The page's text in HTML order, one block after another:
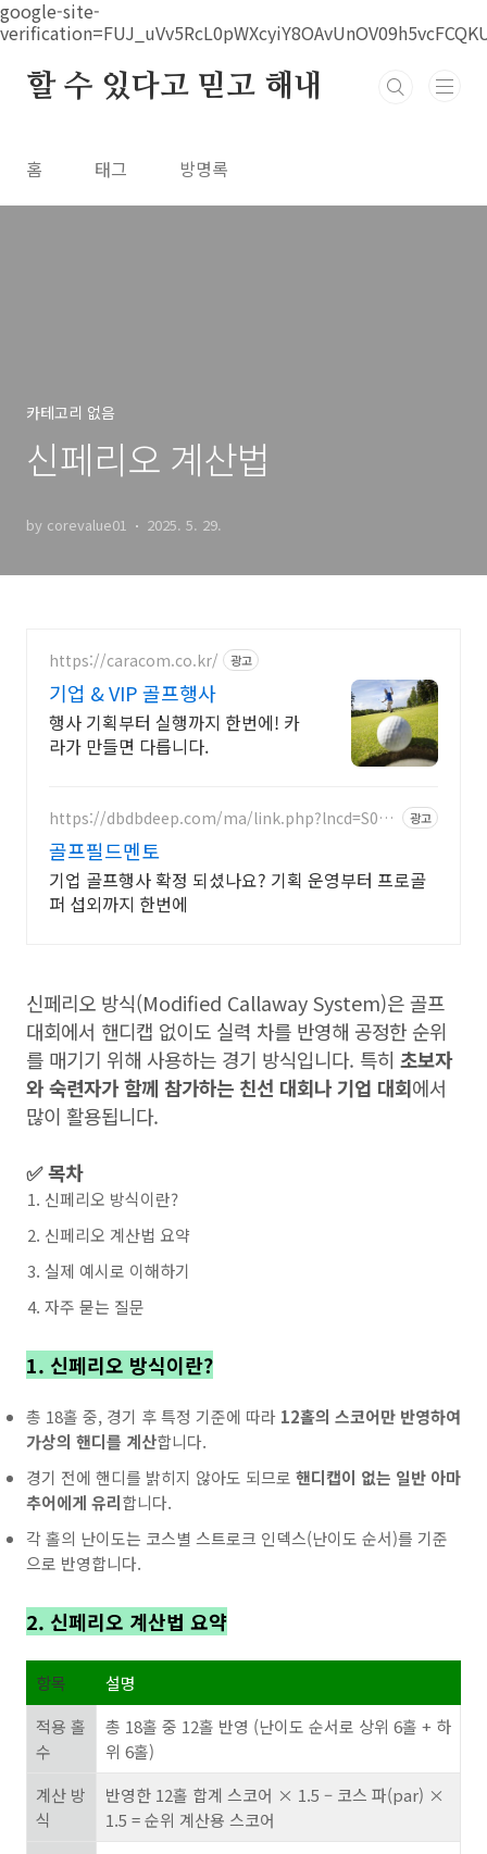
google-site-
본문 바로가기
할 수 있다고 믿고 해내
홈 태그 방명록
카테고리 없음
신페리오 계산법
by corevalue01 2025. 5. 29.
https://caracom.co.kr/ 광고
기업 & VIP 골프행사
행사 기획부터 실행까지 한번에! 카
라가 만들면 다릅니다.
https://dbdbdeep.com/ma/link.php?lncd=S002
광고
골프필드멘토
기업 골프행사 확정 되셨나요? 기획 운영부터 프로골
퍼 섭외까지 한번에
신페리오 방식(Modified Callaway System)은 골프
대회에서 핸디캡 없이도 실력 차를 반영해 공정한 순위
를 매기기 위해 사용하는 경기 방식입니다. 특히 초보자
와 숙련자가 함께 참가하는 친선 대회나 기업 대회에서
많이 활용됩니다.
✅ 목차
신페리오 방식이란?
신페리오 계산법 요약
실제 예시로 이해하기
자주 묻는 질문
1. 신페리오 방식이란?
총 18홀 중, 경기 후 특정 기준에 따라 12홀의 스코어만 반영하여
가상의 핸디를 계산합니다.
경기 전에 핸디를 밝히지 않아도 되므로 핸디캡이 없는 일반 아마
추어에게 유리합니다.
각 홀의 난이도는 코스별 스트로크 인덱스(난이도 순서)를 기준
으로 반영합니다.
2. 신페리오 계산법 요약
항목
설명
적용 홀
수
총 18홀 중 12홀 반영 (난이도 순서로 상위 6홀 + 하
위 6홀)
계산 방
식
반영한 12홀 합계 스코어 × 1.5 – 코스 파(par) ×
1.5 = 순위 계산용 스코어